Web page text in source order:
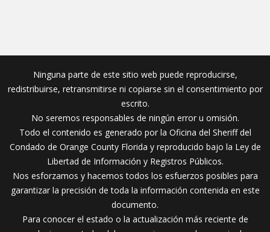
Ninguna parte de este sitio web puede reproducirse,
redistribuirse, retransmitirse ni copiarse sin el consentimiento por
escrito.
No seremos responsables de ningún error u omisión.
Todo el contenido es generado por la Oficina del Sheriff del
Condado de Orange County Florida y reproducido bajo la Ley de
Libertad de Información y Registros Públicos.
Nos esforzamos y hacemos todos los esfuerzos posibles para
garantizar la precisión de toda la información contenida en este
documento.
Para conocer el estado o la actualización más reciente de